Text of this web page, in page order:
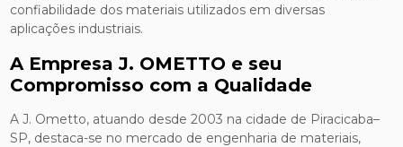
confiabilidade dos materiais utilizados em diversas
aplicações industriais.
A Empresa J. OMETTO e seu
Compromisso com a Qualidade
A J. Ometto, atuando desde 2003 na cidade de Piracicaba–
SP, destaca-se no mercado de engenharia de materiais,